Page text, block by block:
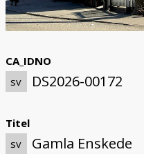
CA_IDNO
sv
DS2026-00172
Titel
sv
Gamla Enskede